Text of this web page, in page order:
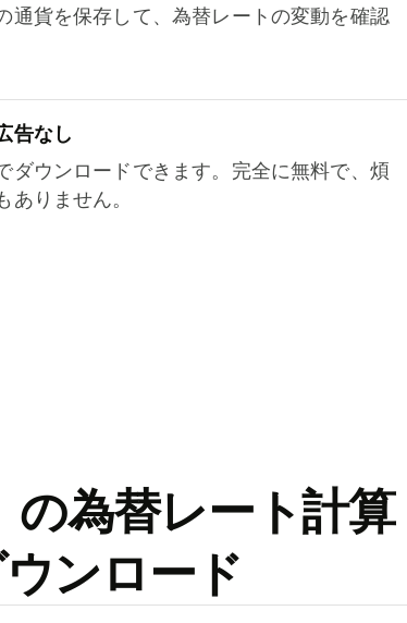
通貨を保存して、為替レートの変動を確認
告なし
ダウンロードできます。完全に無料で、煩
ありません。
為替レート計算
ンロード